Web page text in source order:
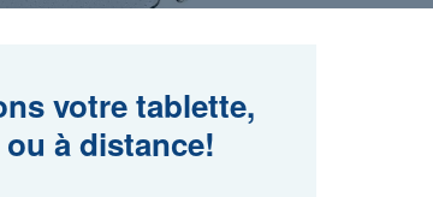
votre tablette,
à distance!